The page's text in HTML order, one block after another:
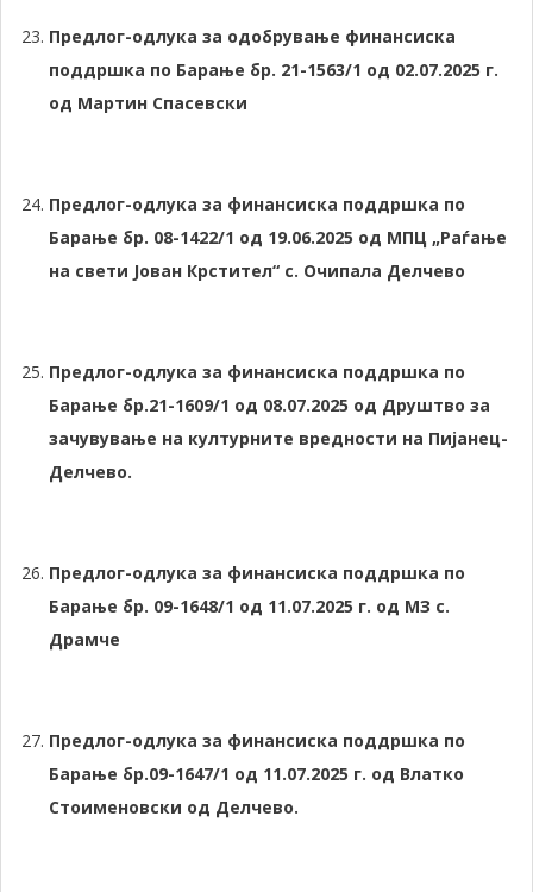
Предлог-одлука за одобрување финансиска
поддршка по Барање бр. 21-1563/1 од 02.07.2025 г.
од Мартин Спасевски
Предлог-одлука за финансиска поддршка по
Барање бр. 08-1422/1 од 19.06.2025 од МПЦ „Раѓање
на свети Јован Крстител“ с. Очипала Делчево
Предлог-одлука за финансиска поддршка по
Барање бр.21-1609/1 од 08.07.2025 од Друштво за
зачувување на културните вредности на Пијанец-
Делчево.
Предлог-одлука за финансиска поддршка по
Барање бр. 09-1648/1 од 11.07.2025 г. од МЗ с.
Драмче
Предлог-одлука за финансиска поддршка по
Барање бр.09-1647/1 од 11.07.2025 г. од Влатко
Стоименовски од Делчево.